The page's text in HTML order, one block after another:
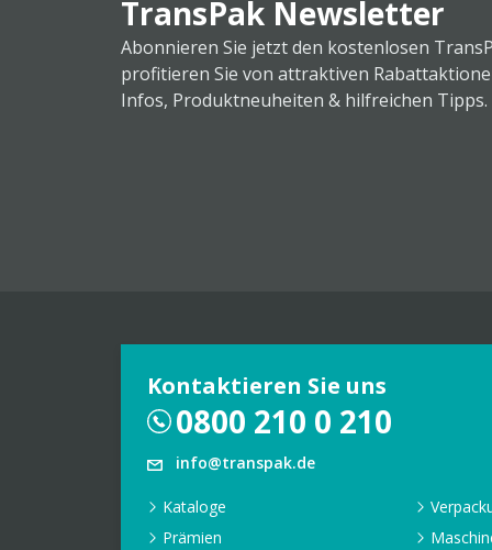
TransPak Newsletter
Abonnieren Sie jetzt den kostenlosen
profitieren Sie von attraktiven
Infos, Produktneuheiten & hilfreichen Tipps.
Kontaktieren Sie uns
0800 210 0 210
info@transpak.de
Kataloge
Prämien